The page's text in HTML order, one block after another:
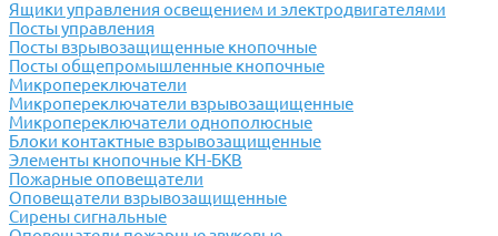
Ящики управления освещением и электродвигателями
Посты управления
Посты взрывозащищенные кнопочные
Посты общепромышленные кнопочные
Микропереключатели
Микропереключатели взрывозащищенные
Микропереключатели однополюсные
Блоки контактные взрывозащищенные
Элементы кнопочные КН-БКВ
Пожарные оповещатели
Оповещатели взрывозащищенные
Сирены сигнальные